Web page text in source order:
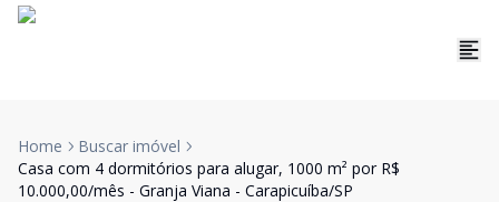
Home
Buscar imóvel
Casa com 4 dormitórios para alugar, 1000 m² por R$
10.000,00/mês - Granja Viana - Carapicuíba/SP